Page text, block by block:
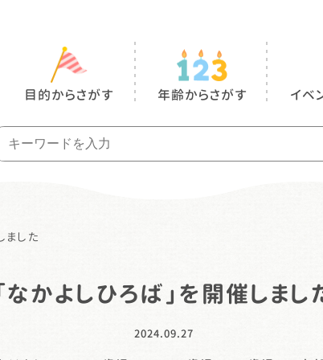
目的からさがす 年齢からさがす イベ
ました
なかよしひろば」を開催しまし
2024.09.27